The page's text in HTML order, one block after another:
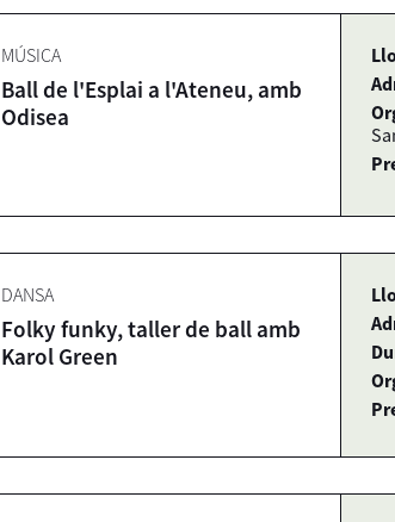
MÚSICA
Ball de l'Esplai a l'Ateneu, amb
Odisea
DANSA
Folky funky, taller de ball amb
Karol Green